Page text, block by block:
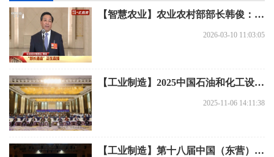
【智慧农业】农业农村部部长韩俊：智能装备大显身手，农业智能化、数字化转型加快推进
2026-03-10 11:03:05
【工业制造】2025中国石油和化工设备装备产业高质量发展大会顺利召开
2025-11-06 14:11:38
【工业制造】第十八届中国（东营）国际石油石化装备与技术展览会在山东省东营市隆重召开